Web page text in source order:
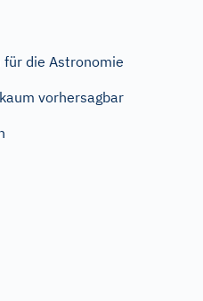
die Astronomie
vorhersagbar